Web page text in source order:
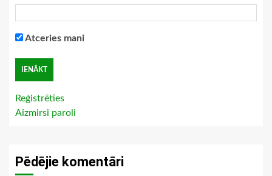
Atceries mani
Reģistrēties
Aizmirsi paroli
Pēdējie komentāri